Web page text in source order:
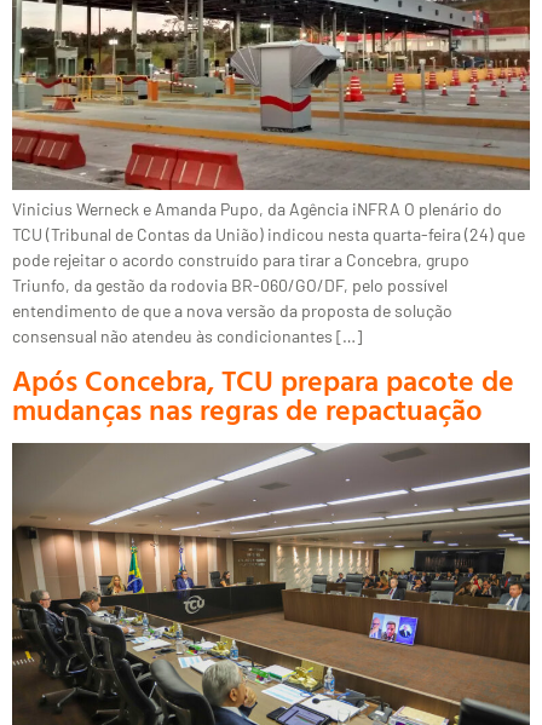
Vinicius Werneck e Amanda Pupo, da Agência iNFRA O plenário do
TCU (Tribunal de Contas da União) indicou nesta quarta-feira (24) que
pode rejeitar o acordo construído para tirar a Concebra, grupo
Triunfo, da gestão da rodovia BR-060/GO/DF, pelo possível
entendimento de que a nova versão da proposta de solução
consensual não atendeu às condicionantes […]
Após Concebra, TCU prepara pacote de
mudanças nas regras de repactuação